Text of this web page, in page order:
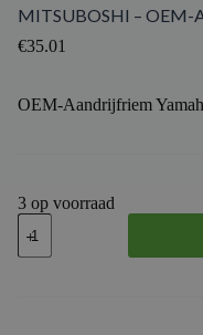
MITSUBOSHI – OEM-
€35.01
OEM-Aandrijfriem
3 op voorraad
MITSUBOSHI
OEM-